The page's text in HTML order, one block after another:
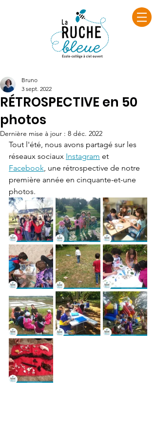
RÉTROSPECTIVE en 50
photos
Bruno
3 sept. 2022
Dernière mise à jour : 8 déc. 2022
Tout l'été, nous avons partagé sur les
réseaux sociaux Instagram et
Facebook, une rétrospective de notre
première année en cinquante-et-une
photos.